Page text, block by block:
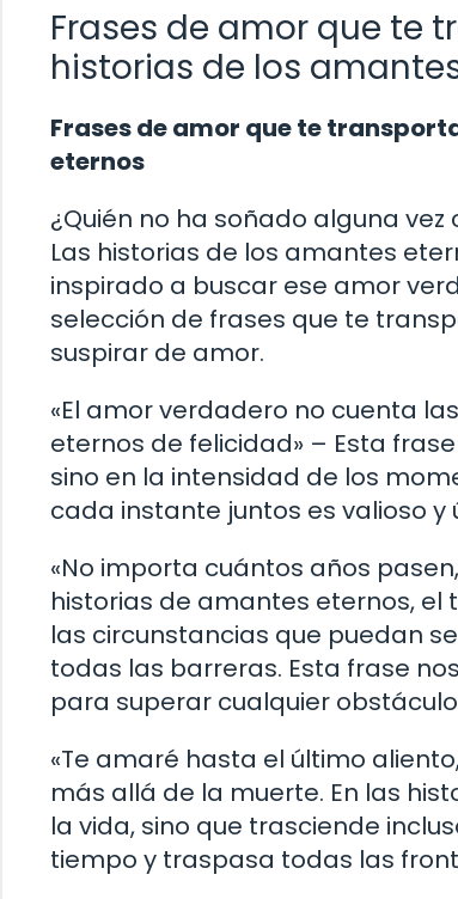
Frases de amor que te
historias de los
Frases de amor que te
eternos
¿Quién no ha soñado alguna
Las historias de los amantes
inspirado a buscar ese amor
selección de frases que te
suspirar de amor.
«El amor verdadero no cuenta
eternos de felicidad» – Esta
sino en la intensidad de los
cada instante juntos es valioso
«No importa cuántos años
historias de amantes eternos, el
las circunstancias que puedan
todas las barreras. Esta frase
para superar cualquier
«Te amaré hasta el último
más allá de la muerte. En las
la vida, sino que trasciende
tiempo y traspasa todas las